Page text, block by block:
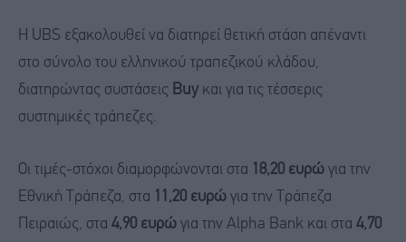
Η UBS εξακολουθεί να διατηρεί θετική στάση απέναντι
στο σύνολο του ελληνικού τραπεζικού κλάδου,
διατηρώντας συστάσεις Buy και για τις τέσσερις
συστημικές τράπεζες.
Οι τιμές-στόχοι διαμορφώνονται στα 18,20 ευρώ για την
Εθνική Τράπεζα, στα
11,20 ευρώ για την Τράπεζα
Πειραιώς, στα 4,90 ευρώ για την Alpha Bank και στα 4,70